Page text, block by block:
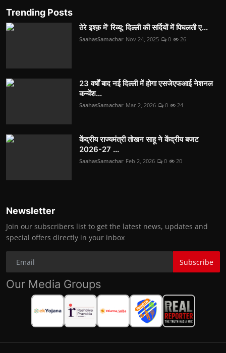
Trending Posts
तेरे इश्क़ में’ रिव्यू: दिल्ली की सर्दियों में पिघलती ए...
SaahasSamachar Nov 24, 2025 0 26
23 वर्षों बाद नई दिल्ली में होगा एसजेएफआई नेशनल
कन्वेंश...
SaahasSamachar Mar 2, 2026 0 24
केंद्रीय राज्यमंत्री तोखन साहू ने केंद्रीय बजट
2026-27 ...
SaahasSamachar Feb 2, 2026 0 20
Newsletter
Join our subscribers list to get the latest news, updates and
special offers directly in your inbox
Subscribe
Our Media Groups